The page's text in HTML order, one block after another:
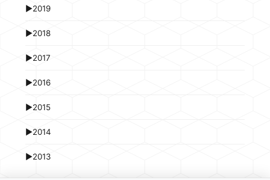
►2019
►2018
►2017
►2016
►2015
►2014
►2013